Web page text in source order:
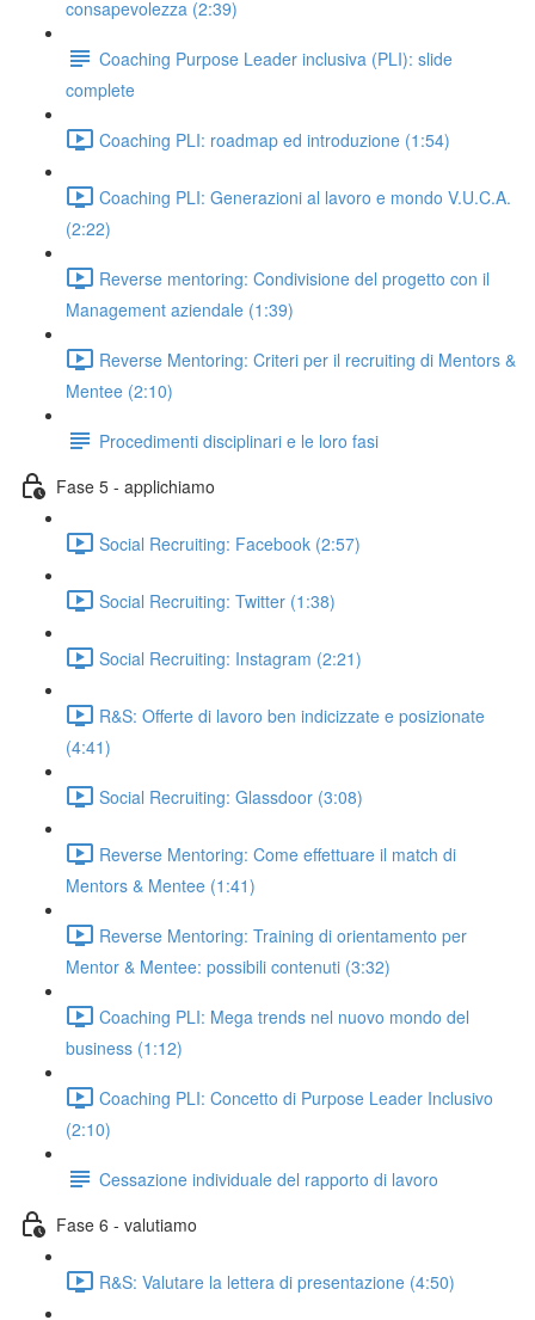
consapevolezza (2:39)
Coaching Purpose Leader inclusiva (PLI): slide
complete
Coaching PLI: roadmap ed introduzione (1:54)
Coaching PLI: Generazioni al lavoro e mondo V.U.C.A.
(2:22)
Reverse mentoring: Condivisione del progetto con il
Management aziendale (1:39)
Reverse Mentoring: Criteri per il recruiting di Mentors &
Mentee (2:10)
Procedimenti disciplinari e le loro fasi
Fase 5 - applichiamo
Social Recruiting: Facebook (2:57)
Social Recruiting: Twitter (1:38)
Social Recruiting: Instagram (2:21)
R&S: Offerte di lavoro ben indicizzate e posizionate
(4:41)
Social Recruiting: Glassdoor (3:08)
Reverse Mentoring: Come effettuare il match di
Mentors & Mentee (1:41)
Reverse Mentoring: Training di orientamento per
Mentor & Mentee: possibili contenuti (3:32)
Coaching PLI: Mega trends nel nuovo mondo del
business (1:12)
Coaching PLI: Concetto di Purpose Leader Inclusivo
(2:10)
Cessazione individuale del rapporto di lavoro
Fase 6 - valutiamo
R&S: Valutare la lettera di presentazione (4:50)